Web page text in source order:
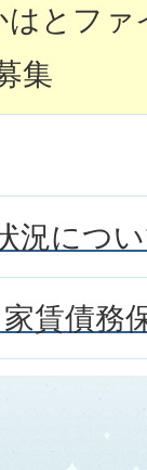
はとフ
集
況につ
賃債務